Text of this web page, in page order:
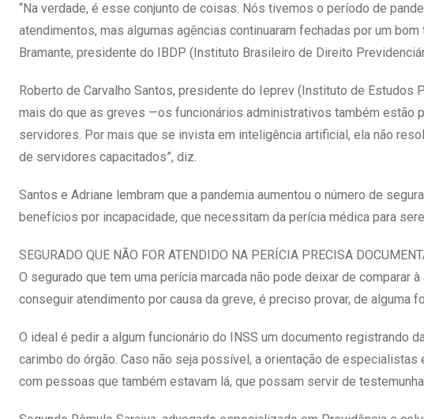
“Na verdade, é esse conjunto de coisas. Nós tivemos o período de
atendimentos, mas algumas agências continuaram fechadas por um
Bramante, presidente do IBDP (Instituto Brasileiro de Direito
Roberto de Carvalho Santos, presidente do Ieprev (Instituto de
mais do que as greves —os funcionários administrativos também estão
servidores. Por mais que se invista em inteligência artificial, ela não
de servidores capacitados”, diz.
Santos e Adriane lembram que a pandemia aumentou o número de
benefícios por incapacidade, que necessitam da perícia médica para
SEGURADO QUE NÃO FOR ATENDIDO NA PERÍCIA PRECISA
O segurado que tem uma perícia marcada não pode deixar de comparar
conseguir atendimento por causa da greve, é preciso provar, de alguma
O ideal é pedir a algum funcionário do INSS um documento registrando
carimbo do órgão. Caso não seja possível, a orientação de
com pessoas que também estavam lá, que possam servir de